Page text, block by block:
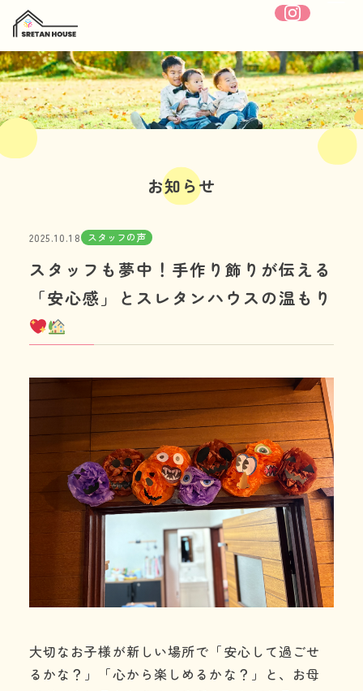
ホーム
SRETANHOUSEについて
施設紹介
1日の流れ
よくある質問
年齢と定員
施設情報
お知らせ
事業所の評価
06-7505-2131
体験に行ってみる
お知らせ
2025.10.18 スタッフの声
スタッフも夢中！手作り飾りが伝える
「安心感」とスレタンハウスの温もり
大切なお子様が新しい場所で「安心して過ごせ
るかな？」「心から楽しめるかな？」と、お母